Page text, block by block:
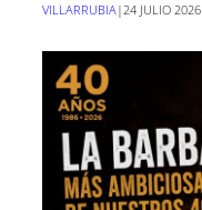
VILLARRUBIA|24 JULIO 2026